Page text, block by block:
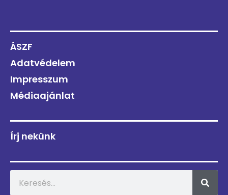
ÁSZF
Adatvédelem
Impresszum
Médiaajánlat
Írj nekünk